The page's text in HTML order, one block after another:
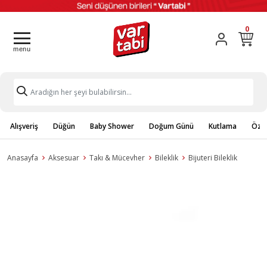
0
Alışveriş Düğün Baby Shower Doğum Günü Kutlama
Anasayfa Aksesuar Takı & Mücevher Bileklik Bijuteri Bileklik